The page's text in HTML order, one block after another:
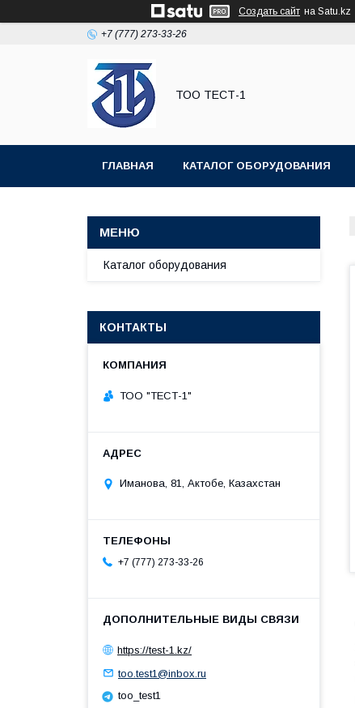
Создать сайт на Satu.kz
+7 (777) 273-33-26
ТОО ТЕСТ-1
ГЛАВНАЯ КАТАЛОГ ОБОРУДОВАНИЯ
Каталог оборудования
КОНТАКТЫ
ТОО "ТЕСТ-1"
Иманова, 81, Актобе, Казахстан
+7 (777) 273-33-26
https://test-1.kz/
too.test1@inbox.ru
too_test1